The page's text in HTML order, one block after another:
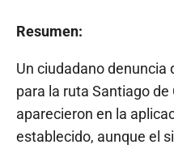
Resumen:
Un ciudadano denuncia
para la ruta Santiago
aparecieron en la
establecido, aunque el